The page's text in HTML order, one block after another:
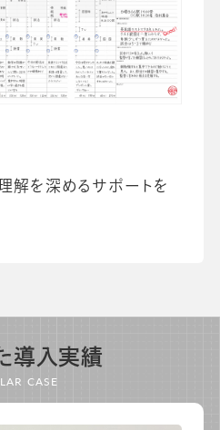
解を深めるサポートを
導入実績
CASE